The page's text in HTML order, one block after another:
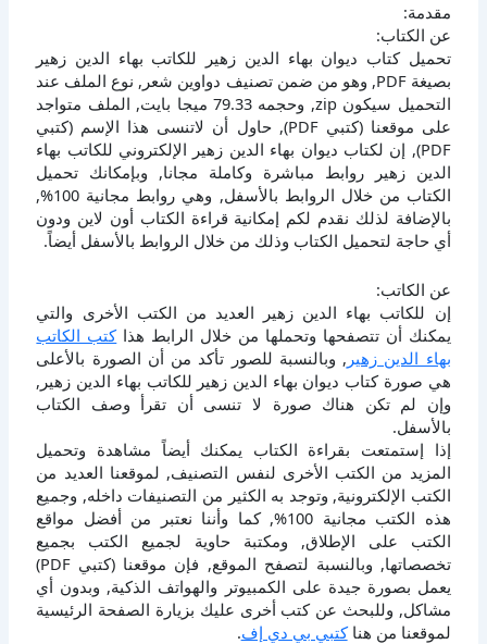
مقدمة:
عن الكتاب:
تحميل كتاب ديوان بهاء الدين زهير للكاتب بهاء الدين زهير
بصيغة PDF, وهو من ضمن تصنيف دواوين شعر, نوع الملف عند
التحميل سيكون zip, وحجمه 79.33 ميجا بايت, الملف متواجد
على موقعنا (كتبي PDF), حاول أن لاتنسى هذا الإسم (كتبي
PDF), إن لكتاب ديوان بهاء الدين زهير الإلكتروني للكاتب بهاء
الدين زهير روابط مباشرة وكاملة مجانا, وبإمكانك تحميل
الكتاب من خلال الروابط بالأسفل, وهي روابط مجانية 100%,
بالإضافة لذلك نقدم لكم إمكانية قراءة الكتاب أون لاين ودون
أي حاجة لتحميل الكتاب وذلك من خلال الروابط بالأسفل أيضاً.
عن الكاتب:
إن للكاتب بهاء الدين زهير العديد من الكتب الأخرى والتي
يمكنك أن تتصفحها وتحملها من خلال الرابط هذاكتب الكاتب
بهاء الدين زهير , وبالنسبة للصور تأكد من أن الصورة بالأعلى
هي صورة كتاب ديوان بهاء الدين زهير للكاتب بهاء الدين زهير,
وإن لم تكن هناك صورة لا تنسى أن تقرأ وصف الكتاب
بالأسفل.
إذا إستمتعت بقراءة الكتاب يمكنك أيضاً مشاهدة وتحميل
المزيد من الكتب الأخرى لنفس التصنيف, لموقعنا العديد من
الكتب الإلكترونية, وتوجد به الكثير من التصنيفات داخله, وجميع
هذه الكتب مجانية 100%, كما وأننا نعتبر من أفضل مواقع
الكتب على الإطلاق, ومكتبة حاوية لجميع الكتب بجميع
تخصصاتها, وبالنسبة لتصفح الموقع, فإن موقعنا (كتبي PDF)
يعمل بصورة جيدة على الكمبيوتر والهواتف الذكية, وبدون أي
مشاكل, وللبحث عن كتب أخرى عليك بزيارة الصفحة الرئيسية
لموقعنا من هناكتبي بي دي إف.